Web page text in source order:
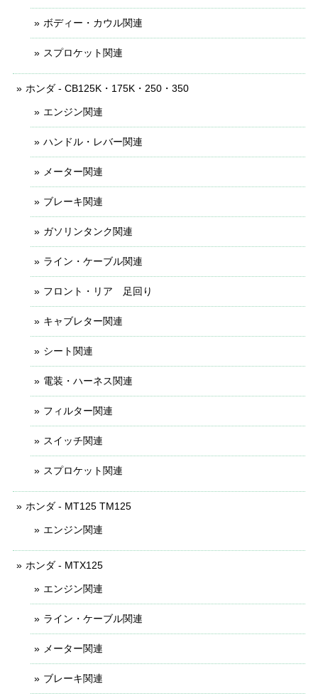
ボディー・カウル関連
スプロケット関連
ホンダ - CB125K・175K・250・350
エンジン関連
ハンドル・レバー関連
メーター関連
ブレーキ関連
ガソリンタンク関連
ライン・ケーブル関連
フロント・リア 足回り
キャブレター関連
シート関連
電装・ハーネス関連
フィルター関連
スイッチ関連
スプロケット関連
ホンダ - MT125 TM125
エンジン関連
ホンダ - MTX125
エンジン関連
ライン・ケーブル関連
メーター関連
ブレーキ関連